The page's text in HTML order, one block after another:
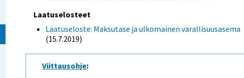
Laatuselosteet
Laatuseloste: Maksutase ja ulkomainen varallisuusasema
(15.7.2019)
Viittausohje: